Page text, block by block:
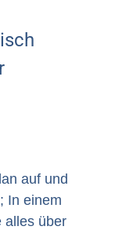
auf und
In einem
alles über